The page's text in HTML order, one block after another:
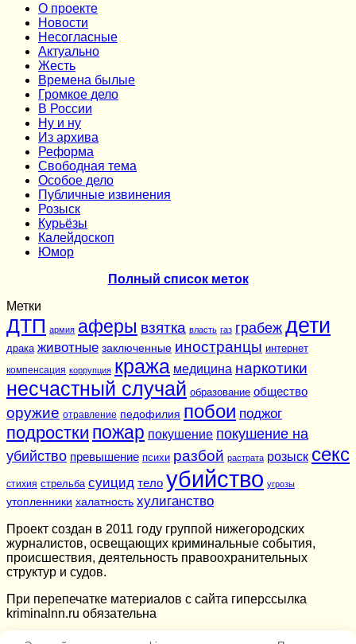
О проекте
Новости
Несогласные
Актуально
Жесть
Времена былые
Громкое дело
В России
Ну и ну
Из архива
Реформа
Cвободная тема
Особое дело
Публичные извинения
Розыск
Курьёзы
Калейдоскоп
Юмор
Полный список меток
Метки
ДТП армия аферы взятка власть газ грабеж дети
драка животные заключенные иностранцы интернет
компенсация коррупция кража медицина наркотики
несчастный случай образование общество
оружие отравление педофилия побои поджог
подростки пожар покушение покушение на
убийство превышение психи разбой растрата розыск секс
стихия стрельба суицид тело убийство угрозы
утопленники халатность хулиганство
Проект создан в 2011 году группой нижегородских
журналистов, освещающих криминальные события,
происшествия, деятельность правоохранительных
структур и судов.
При перепечатке материалов c сайта гиперссылка
kriminalnn.ru обязательна